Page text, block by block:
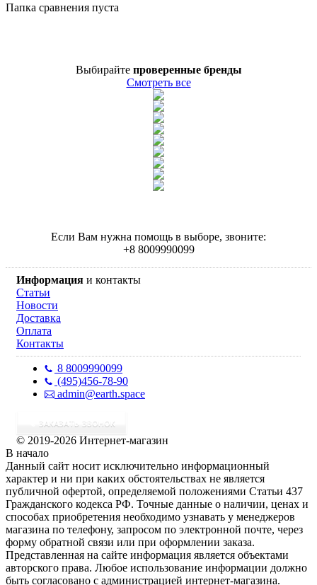
Папка сравнения пуста
Выбирайте проверенные бренды
Смотреть все
Если Вам нужна помощь в выборе, звоните:
+8 8009990099
Информация и контакты
Статьи
Новости
Доставка
Оплата
Контакты
8 8009990099
(495)456-78-90
admin@earth.space
ЗАКАЗАТЬ ЗВОНОК
© 2019-2026 Интернет-магазин
В начало
Данный сайт носит исключительно информационный
характер и ни при каких обстоятельствах не является
публичной офертой, определяемой положениями Статьи 437
Гражданского кодекса РФ. Точные данные о наличии, ценах и
способах приобретения необходимо узнавать у менеджеров
магазина по телефону, запросом по электронной почте, через
форму обратной связи или при оформлении заказа.
Представленная на сайте информация является объектами
авторского права. Любое использование информации должно
быть согласовано с администрацией интернет-магазина.